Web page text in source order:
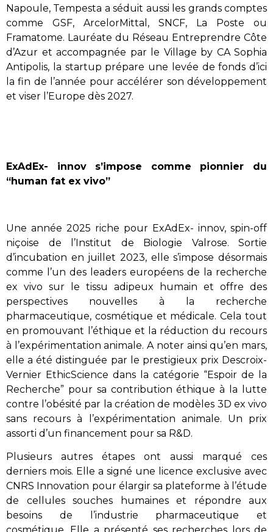
Napoule, Tempesta a séduit aussi les grands comptes
comme GSF, ArcelorMittal, SNCF, La Poste ou
Framatome. Lauréate du Réseau Entreprendre Côte
d’Azur et accompagnée par le Village by CA Sophia
Antipolis, la startup prépare une levée de fonds d’ici
la fin de l’année pour accélérer son développement
et viser l’Europe dès 2027.
ExAdEx- innov s’impose comme pionnier du
“human fat ex vivo”
Une année 2025 riche pour ExAdEx- innov, spin-off
niçoise de l’Institut de Biologie Valrose. Sortie
d’incubation en juillet 2023, elle s’impose désormais
comme l’un des leaders européens de la recherche
ex vivo sur le tissu adipeux humain et offre des
perspectives nouvelles à la recherche
pharmaceutique, cosmétique et médicale. Cela tout
en promouvant l’éthique et la réduction du recours
à l’expérimentation animale. A noter ainsi qu’en mars,
elle a été distinguée par le prestigieux prix Descroix-
Vernier EthicScience dans la catégorie “Espoir de la
Recherche” pour sa contribution éthique à la lutte
contre l’obésité par la création de modèles 3D ex vivo
sans recours à l’expérimentation animale. Un prix
assorti d’un financement pour sa R&D.
Plusieurs autres étapes ont aussi marqué ces
derniers mois. Elle a signé une licence exclusive avec
CNRS Innovation pour élargir sa plateforme à l’étude
de cellules souches humaines et répondre aux
besoins de l’industrie pharmaceutique et